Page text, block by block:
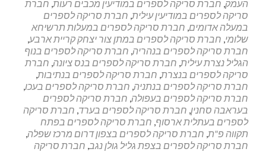
העמק, חברת סריקה לספרים במודיעין מכבים רעות, חברת
סריקה לספרים במודיעין עילית, חברת סריקה לספרים
במעלה אדומים, חברת סריקה לספרים במעלות תרשיחא
שלומי, חברת סריקה לספרים במתן צור יצחק קריית ארבע,
חברת סריקה לספרים בנהריה, חברת סריקה לספרים בנוף
הגליל נצרת עילית, חברת סריקה לספרים בנס ציונה, חברת
סריקה לספרים בנצרת, חברת סריקה לספרים בנתיבות,
חברת סריקה לספרים בנתניה, חברת סריקה לספרים בעכו,
חברת סריקה לספרים בעפולה, חברת סריקה לספרים
בעראבה סחנין, חברת סריקה לספרים בערד, חברת סריקה
לספרים בעתלית ארסוף, חברת סריקה לספרים בפתח
תקווה פ"ת, חברת סריקה לספרים בצפון דרום מרכז שפלה,
חברת סריקה לספרים בצפת גליל גולן נגב, חברת סריקה